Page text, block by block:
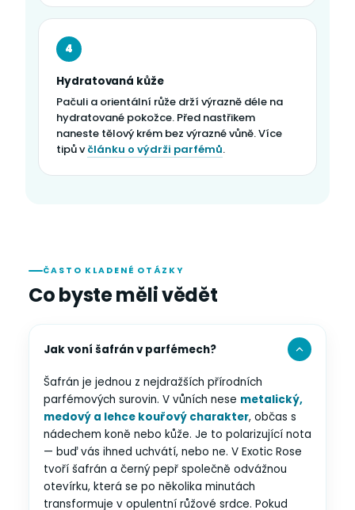
4
Hydratovaná kůže
Pačuli a orientální růže drží výrazně déle na
hydratované pokožce. Před nastřikem
naneste tělový krém bez výrazné vůně. Více
tipů včlánku o výdrži parfémů.
ČASTO KLADENÉ OTÁZKY
Co byste měli vědět
Jak voní šafrán v parfémech?
Šafrán je jednou z nejdražších přírodních
parfémových surovin. V vůních nese metalický,
medový a lehce kouřový charakter, občas s
nádechem koně nebo kůže. Je to polarizující nota
— buď vás ihned uchvátí, nebo ne. V Exotic Rose
tvoří šafrán a černý pepř společně odvážnou
otevírku, která se po několika minutách
transformuje v opulentní růžové srdce. Pokud